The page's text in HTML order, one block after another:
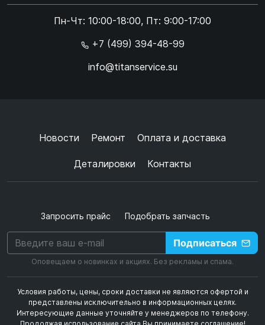
Пн-Чт: 10:00-18:00, Пт: 9:00-17:00
+7 (499) 394-48-99
info@titanservice.su
Новости Ремонт Оплата и доставка
Деталировки Контакты
Запросить прайс Подобрать запчасть
Подписаться
Оповещаем о новинках и акциях. Без рекламы и спама.
Условия работы, цены, сроки доставки не являются офертой и
представлены исключительно в информационных целях.
Интересующие данные уточняйте у менеджеров по телефону.
Online чат